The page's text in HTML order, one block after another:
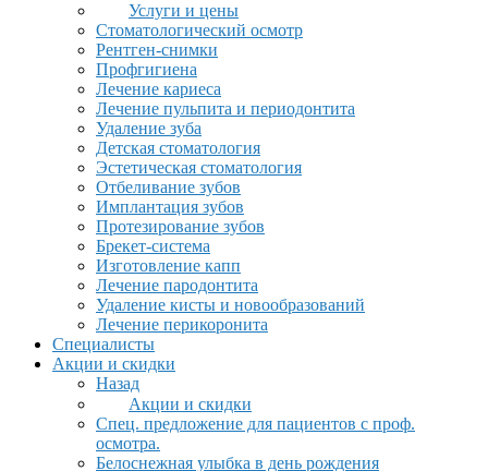
Услуги и цены
Стоматологический осмотр
Рентген-снимки
Профгигиена
Лечение кариеса
Лечение пульпита и периодонтита
Удаление зуба
Детская стоматология
Эстетическая стоматология
Отбеливание зубов
Имплантация зубов
Протезирование зубов
Брекет-система
Изготовление капп
Лечение пародонтита
Удаление кисты и новообразований
Лечение перикоронита
Специалисты
Акции и скидки
Назад
Акции и скидки
Спец. предложение для пациентов с проф.
осмотра.
Белоснежная улыбка в день рождения